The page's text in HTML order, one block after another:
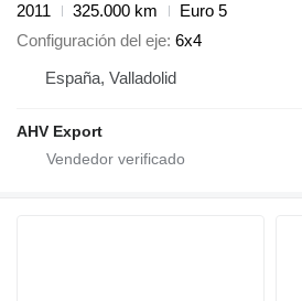
2011
325.000 km
Euro 5
Configuración del eje 6x4
España, Valladolid
AHV Export